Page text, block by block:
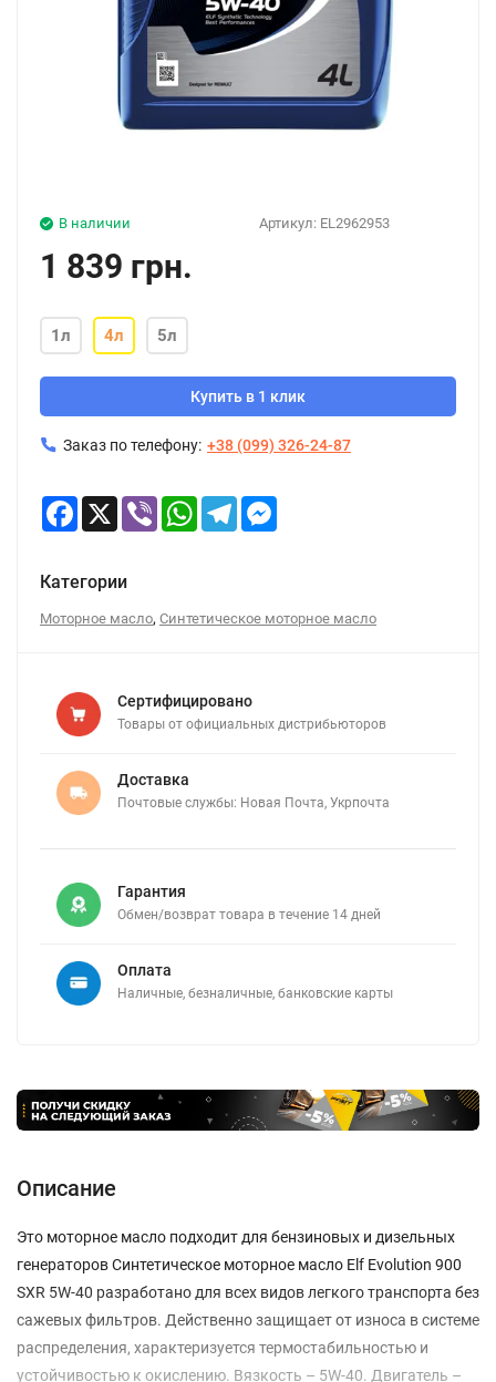
Артикул: EL2962953
В наличии
1 839 грн.
1л 4л 5л
Купить в 1 клик
Заказ по телефону: +38 (099) 326-24-87
Facebook
X Viber WhatsApp
Telegram
Категории
Моторное масло, Синтетическое моторное масло
Сертифицировано
Товары от официальных дистрибьюторов
Доставка
Почтовые службы: Новая Почта, Укрпочта
Гарантия
Обмен/возврат товара в течение 14 дней
Оплата
Наличные, безналичные, банковские карты
Описание
Это моторное масло подходит для бензиновых и дизельных
генераторов Синтетическое моторное масло Elf Evolution 900
SXR 5W-40 разработано для всех видов легкого транспорта без
сажевых фильтров. Действенно защищает от износа в системе
распределения, характеризуется термостабильностью и
устойчивостью к окислению. Вязкость – 5W-40. Двигатель –